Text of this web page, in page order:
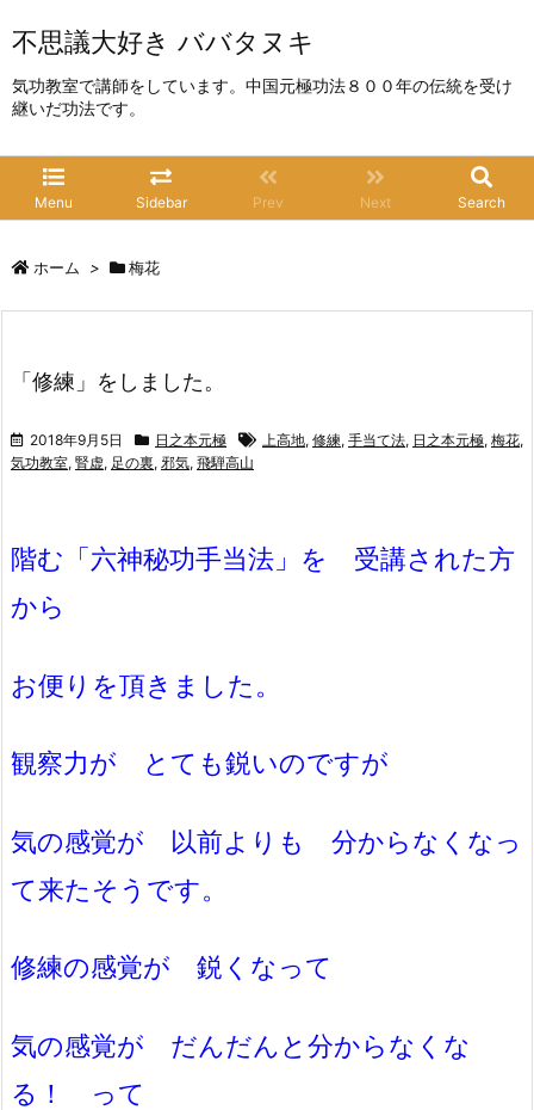
不思議大好き ババタヌキ
気功教室で講師をしています。中国元極功法８００年の伝統を受け
継いだ功法です。
Menu Sidebar Prev Next Search
ホーム > 梅花
「修練」をしました。
2018年9月5日 日之本元極 上高地, 修練, 手当て法, 日之本元極, 梅花,
気功教室, 腎虚, 足の裏, 邪気, 飛騨高山
階む「六神秘功手当法」を 受講された方
から
お便りを頂きました。
観察力が とても鋭いのですが
気の感覚が 以前よりも 分からなくなっ
て来たそうです。
修練の感覚が 鋭くなって
気の感覚が だんだんと分からなくな
る！ って